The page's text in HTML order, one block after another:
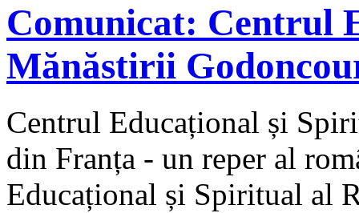
Comunicat: Centrul
Mănăstirii
Centrul Educațional și
din Franța - un reper al
Educațional și Spiritual al